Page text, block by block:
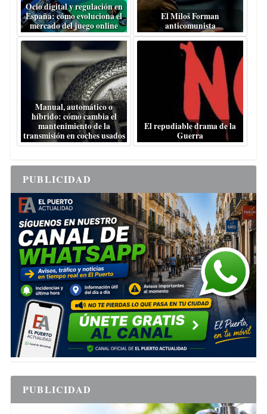
Ocio digital y regulación en
España: cómo evoluciona el
mercado del juego online
El Miloš Forman
anticomunista
Manual, automático o
híbrido: cómo cambia el
mantenimiento de la
transmisión en coches usados
El repudiable drama de la
Guerra
PUBLICIDAD
PUBLICIDAD